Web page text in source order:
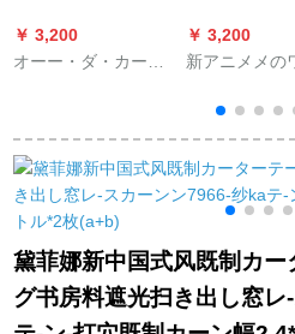
￥ 3,200
オーー・ダ・カー
カーターテーン寝室
リングビンビン书斎
扫き出し窓カーター
テーンンンンテーン
ンンンテーリングリ
ングリングリングリ
ングリングリングリ
ングリングリング04
￥ 3,200
新アニメメの
屋カータータ
の寝室の窓扫
窓窓の遮光カ
ターターター
海贼王版オー
アダンカーン1
の布の加工価
黛菲娜新中国式风既制カ
グ书房料遮光扫き出し窓